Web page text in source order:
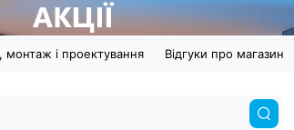
монтаж і проектування Відгуки про магазин